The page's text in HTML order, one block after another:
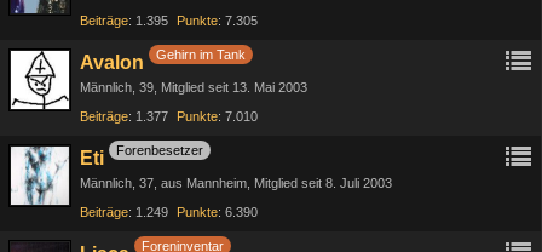
Beiträge 1.395 Punkte 7.305
Avalon Gehirn im Tank
Männlich 39 Mitglied seit 13. Mai 2003
Beiträge 1.377 Punkte 7.010
Eti Forenbesetzer
Männlich 37 aus Mannheim Mitglied seit 8. Juli 2003
Beiträge 1.249 Punkte 6.390
Foreninventar